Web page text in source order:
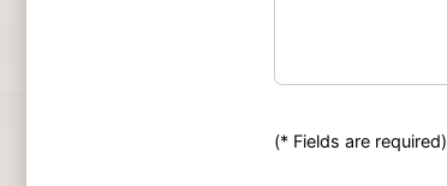
(* Fields are required)